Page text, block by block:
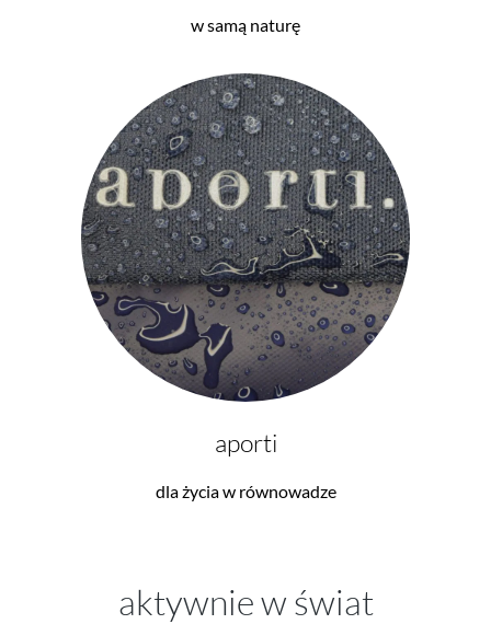
w samą naturę
aporti
dla życia w równowadze
aktywnie w świat